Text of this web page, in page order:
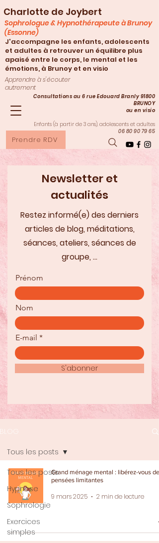
Charlotte de Joybert
Consultations au 6 rue Edouard Branly 91800
BRUNOY
ou en visio
Enfants (à partir de 3 ans), adolescents et adultes
06 80 90 79 65
Apprendre à s'écouter
autrement
Prendre RDV
Sophrologue & Hypnothérapeute à Brunoy
(Essonne)
J'accompagne les enfants, adolescents
et adultes à retrouver un équilibre plus
apaisé entre le corps, le mental et les
émotions, à Brunoy et en visio
Newsletter et
actualités
Restez informé(e) des derniers
articles de blog, méditations,
séances, ateliers, séances de
groupe, ...
Prénom
Nom
E-mail
S'abonner
BLOG
Tous les posts
Hypnose
Sophrologie
Exercices
simples
Tous les posts
Grand ménage mental : libérez-vous des
pensées limitantes
9 mars 2025 2 min de lecture